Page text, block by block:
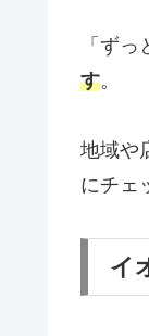
「ず
す。
地域や
にチェ
イ